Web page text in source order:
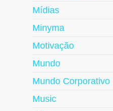
Mídias
Minyma
Motivação
Mundo
Mundo Corporativo
Music